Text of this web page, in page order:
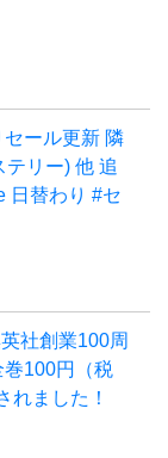
ール更新 隣
リー) 他 追
日替わり #セ
社創業100周
100円（税
されました！